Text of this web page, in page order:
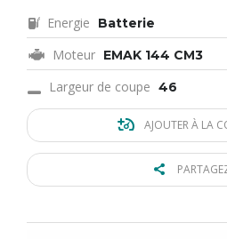
Energie Batterie
Moteur EMAK 144 CM3
Largeur de coupe 46
AJOUTER À LA